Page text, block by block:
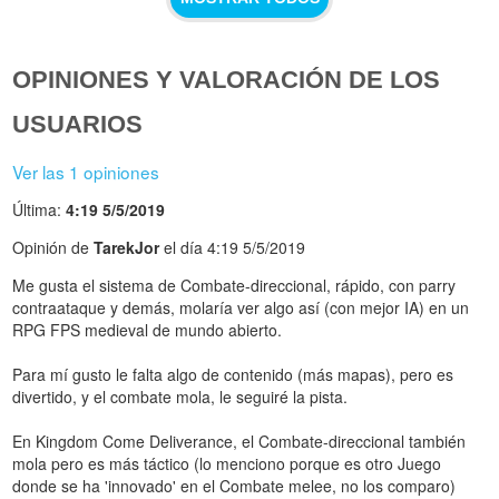
OPINIONES Y VALORACIÓN DE LOS
USUARIOS
Ver las 1 opiniones
Última:4:19 5/5/2019
Opinión deTarekJorel día 4:19 5/5/2019
Me gusta el sistema de Combate-direccional, rápido, con parry
contraataque y demás, molaría ver algo así (con mejor IA) en un
RPG FPS medieval de mundo abierto.
Para mí gusto le falta algo de contenido (más mapas), pero es
divertido, y el combate mola, le seguiré la pista.
En Kingdom Come Deliverance, el Combate-direccional también
mola pero es más táctico (lo menciono porque es otro Juego
donde se ha 'innovado' en el Combate melee, no los comparo)